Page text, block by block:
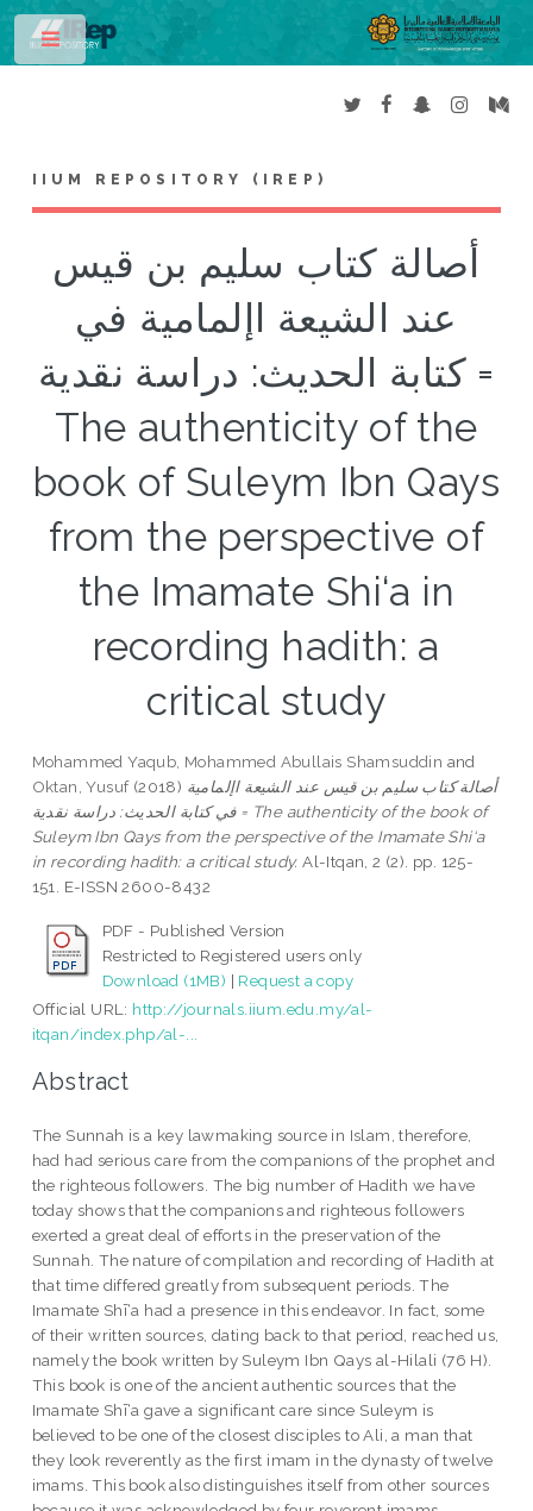
IIUM REPOSITORY (IREP)
أصالة كتاب سليم بن قيس
عند الشيعة اإلمامية في
كتابة الحديث: دراسة نقدية =
The authenticity of the
book of Suleym Ibn Qays
from the perspective of
the Imamate Shi‘a in
recording hadith: a
critical study
Mohammed Yaqub, Mohammed Abullais Shamsuddin and
Oktan, Yusuf(2018) أصالة كتاب سليم بن قيس عند الشيعة اإلمامية
في كتابة الحديث: دراسة نقدية = The authenticity of the book of
Suleym Ibn Qays from the perspective of the Imamate Shi‘a
in recording hadith: a critical study. Al-Itqan, 2 (2). pp. 125-
151. E-ISSN 2600-8432
PDF - Published Version
Restricted to Registered users only
Download (1MB) | Request a copy
Official URL: http://journals.iium.edu.my/al-
itqan/index.php/al-...
Abstract
The Sunnah is a key lawmaking source in Islam, therefore,
had had serious care from the companions of the prophet and
the righteous followers. The big number of Hadith we have
today shows that the companions and righteous followers
exerted a great deal of efforts in the preservation of the
Sunnah. The nature of compilation and recording of Hadith at
that time differed greatly from subsequent periods. The
Imamate Shī‘a had a presence in this endeavor. In fact, some
of their written sources, dating back to that period, reached us,
namely the book written by Suleym Ibn Qays al-Hilali (76 H).
This book is one of the ancient authentic sources that the
Imamate Shī‘a gave a significant care since Suleym is
believed to be one of the closest disciples to Ali, a man that
they look reverently as the first imam in the dynasty of twelve
imams. This book also distinguishes itself from other sources
Toggle